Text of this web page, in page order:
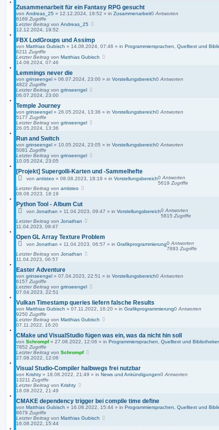
Zusammenarbeit für ein Fantasy RPG gesucht
von Andreas_25 » 12.12.2024, 19:52 » in Zusammenarbeit0 Antworten
6169 Zugriffe
Letzter Beitrag von Andreas_25
12.12.2024, 19:52
FBX LodGroups und Assimp
von Matthias Gubisch » 14.08.2024, 07:46 » in Programmiersprachen, Quelltext und
6211 Zugriffe
Letzter Beitrag von Matthias Gubisch
14.08.2024, 07:46
Lemmings never die
von grinseengel » 06.07.2024, 23:00 » in Vorstellungsbereich0 Antworten
4822 Zugriffe
Letzter Beitrag von grinseengel
06.07.2024, 23:00
Temple Journey
von grinseengel » 26.05.2024, 13:36 » in Vorstellungsbereich0 Antworten
5177 Zugriffe
Letzter Beitrag von grinseengel
26.05.2024, 13:36
Run and Switch
von grinseengel » 10.05.2024, 23:05 » in Vorstellungsbereich0 Antworten
5081 Zugriffe
Letzter Beitrag von grinseengel
10.05.2024, 23:05
[Projekt] Supergolli-Karten und -Sammelhefte
von antisteo » 08.08.2023, 18:19 » in Vorstellungsbereich0 Antworten
5619 Zugriffe
Letzter Beitrag von antisteo
08.08.2023, 18:19
Python Tool - Album Cut
von Jonathan » 11.04.2023, 09:47 » in Vorstellungsbereich0 Antworten
5815 Zugriffe
Letzter Beitrag von Jonathan
11.04.2023, 09:47
Open GL Array Texture Problem
von Jonathan » 11.04.2023, 06:57 » in Grafikprogrammierung0 Antworten
7893 Zugriffe
Letzter Beitrag von Jonathan
11.04.2023, 06:57
Easter Adventure
von grinseengel » 07.04.2023, 22:51 » in Vorstellungsbereich0 Antworten
6157 Zugriffe
Letzter Beitrag von grinseengel
07.04.2023, 22:51
Vulkan Timestamp queries liefern falsche Results
von Matthias Gubisch » 07.11.2022, 16:20 » in Grafikprogrammierung0 Antworten
9250 Zugriffe
Letzter Beitrag von Matthias Gubisch
07.11.2022, 16:20
CMake und VisualStudio fügen was ein, was da nicht hin soll
von Schrompf» 27.08.2022, 12:06 » in Programmiersprachen, Quelltext und
7852 Zugriffe
Letzter Beitrag von Schrompf
27.08.2022, 12:06
Visual Studio-Compiler halbwegs frei nutzbar
von Krishty » 18.08.2022, 21:49 » in News und Ankündigungen0 Antworten
13211 Zugriffe
Letzter Beitrag von Krishty
18.08.2022, 21:49
CMAKE dependency trigger bei compile time define
von Matthias Gubisch » 16.08.2022, 15:44 » in Programmiersprachen, Quelltext und
8679 Zugriffe
Letzter Beitrag von Matthias Gubisch
16.08.2022, 15:44